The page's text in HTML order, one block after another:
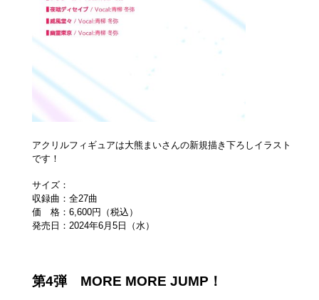
アクリルフィギュアは大熊まいさんの新規描き下ろしイラスト
です！
サイズ：
収録曲：全27曲
価 格：6,600円（税込）
発売日：2024年6月5日（水）
第4弾 MORE MORE JUMP！